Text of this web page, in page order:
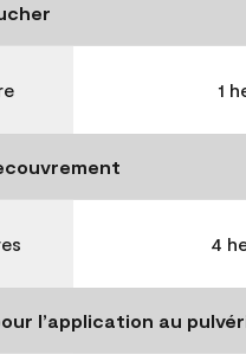
1
4
l’application au